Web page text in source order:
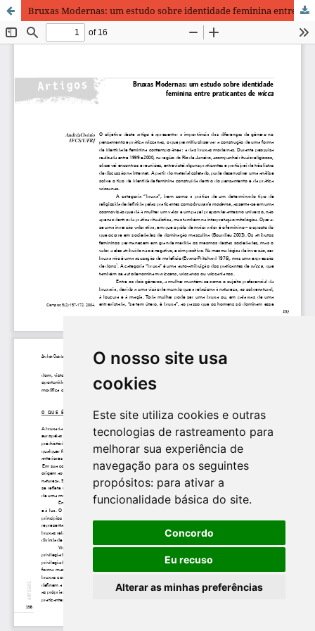
O nosso site usa
cookies
Este site utiliza cookies e outras
tecnologias de rastreamento para
melhorar sua experiência de
navegação para os seguintes
propósitos: para ativar a
funcionalidade básica do site.
Concordo
Eu recuso
Alterar as minhas preferências
Bruxas Modernas: um estudo sobre identidade feminina entre praticantes de wicca